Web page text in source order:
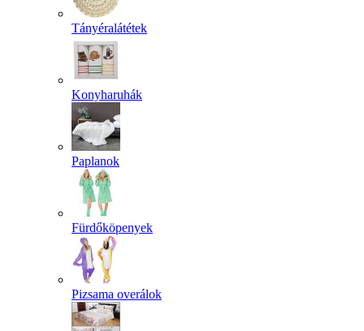
Tányéralátétek
Konyharuhák
Paplanok
Fürdőköpenyek
Pizsama overálok